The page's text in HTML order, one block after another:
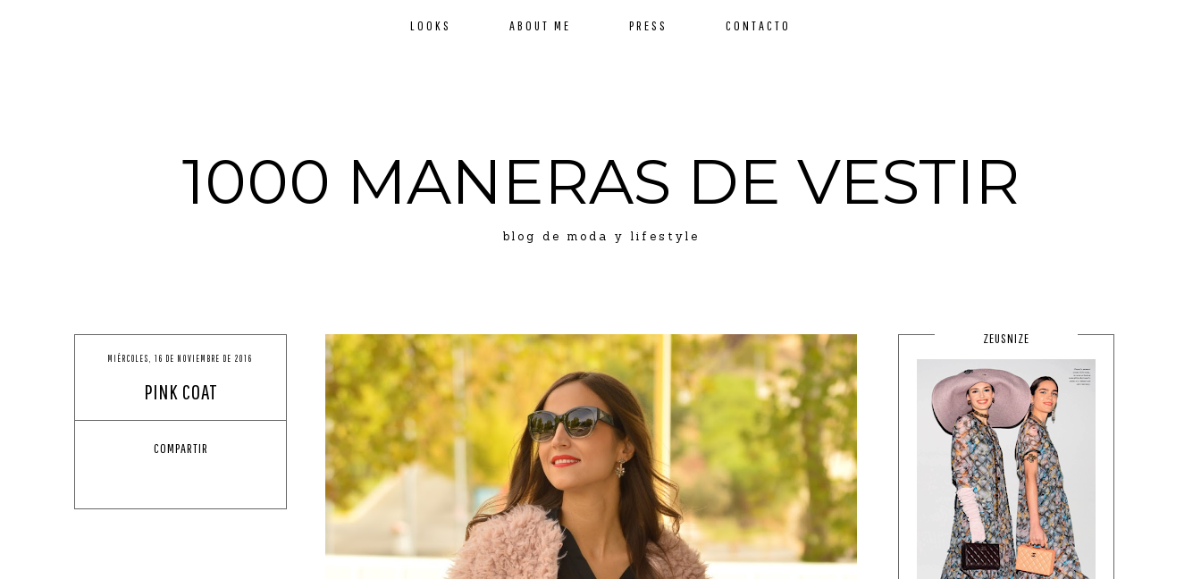
1000 MANERAS DE VESTIR
blog de moda y lifestyle
LOOKS ABOUT ME PRESS CONTACTO
MIÉRCOLES, 16 DE NOVIEMBRE DE 2016
PINK COAT
COMPARTIR
ZEUSNIZE